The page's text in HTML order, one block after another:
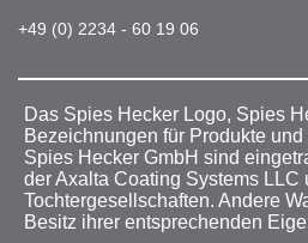
+49 (0) 2234 - 60 19 06
Das Spies Hecker Logo, Spies
Bezeichnungen für Produkte
Spies Hecker GmbH sind
der Axalta Coating Systems LLC
Tochtergesellschaften. Andere
Besitz ihrer entsprechenden